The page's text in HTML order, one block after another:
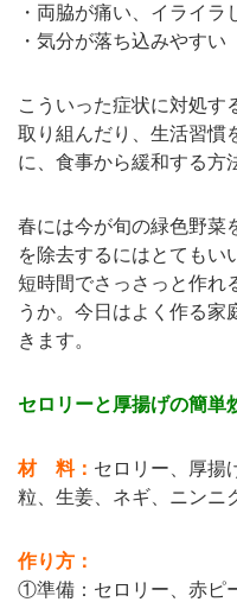
・両脇が痛い、イライラ
・気分が落ち込みやすい
こういった症状に対処す
取り組んだり、生活習慣
に、食事から緩和する方
春には今が旬の緑色野菜
を除去するにはとてもい
短時間でさっさっと作れ
うか。今日はよく作る家
きます。
セロリーと厚揚げの簡単
材 料： セロリー、厚揚
粒、生姜、ネギ、ニンニ
作り方：
①準備：セロリー、赤ピ